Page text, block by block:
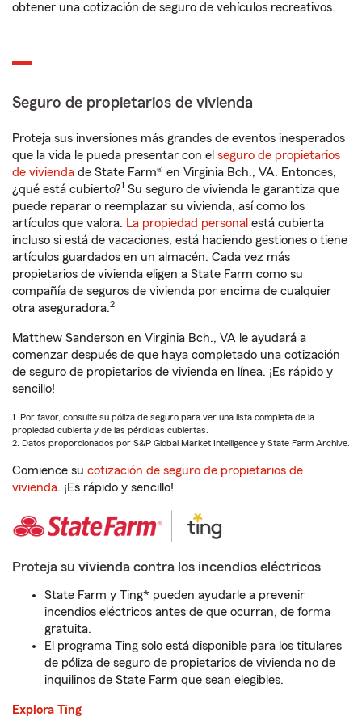
obtener una cotización de seguro de vehículos recreativos.
Seguro de propietarios de vivienda
Proteja sus inversiones más grandes de eventos inesperados
que la vida le pueda presentar con el seguro de propietarios
de vivienda de State Farm® en Virginia Bch., VA. Entonces,
¿qué está cubierto?1 Su seguro de vivienda le garantiza que
puede reparar o reemplazar su vivienda, así como los
artículos que valora. La propiedad personal está cubierta
incluso si está de vacaciones, está haciendo gestiones o tiene
artículos guardados en un almacén. Cada vez más
propietarios de vivienda eligen a State Farm como su
compañía de seguros de vivienda por encima de cualquier
otra aseguradora.2
Matthew Sanderson en Virginia Bch., VA le ayudará a
comenzar después de que haya completado una cotización
de seguro de propietarios de vivienda en línea. ¡Es rápido y
sencillo!
1. Por favor, consulte su póliza de seguro para ver una lista completa de la
propiedad cubierta y de las pérdidas cubiertas.
2. Datos proporcionados por S&P Global Market Intelligence y State Farm Archive.
Comience su cotización de seguro de propietarios de
vivienda. ¡Es rápido y sencillo!
Proteja su vivienda contra los incendios eléctricos
State Farm y Ting* pueden ayudarle a prevenir
incendios eléctricos antes de que ocurran, de forma
gratuita.
El programa Ting solo está disponible para los titulares
de póliza de seguro de propietarios de vivienda no de
inquilinos de State Farm que sean elegibles.
Explora Ting